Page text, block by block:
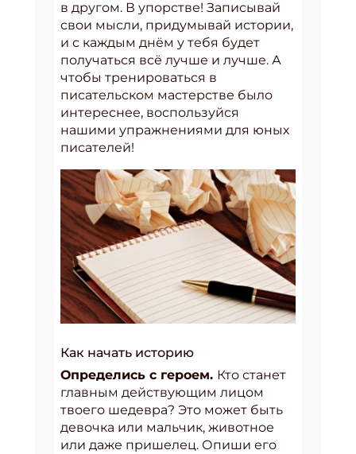
в другом. В упорстве! Записывай
свои мысли, придумывай истории,
и с каждым днём у тебя будет
получаться всё лучше и лучше. А
чтобы тренироваться в
писательском мастерстве было
интереснее, воспользуйся
нашими упражнениями для юных
писателей!
Как начать историю
Определись с героем. Кто станет
главным действующим лицом
твоего шедевра? Это может быть
девочка или мальчик, животное
или даже пришелец. Опиши его